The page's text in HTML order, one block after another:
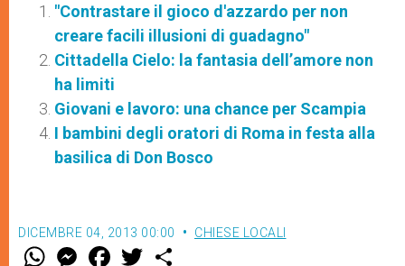
"Contrastare il gioco d'azzardo per non
creare facili illusioni di guadagno"
Cittadella Cielo: la fantasia dell’amore non
ha limiti
Giovani e lavoro: una chance per Scampia
I bambini degli oratori di Roma in festa alla
basilica di Don Bosco
DICEMBRE 04, 2013 00:00 CHIESE LOCALI
W M F